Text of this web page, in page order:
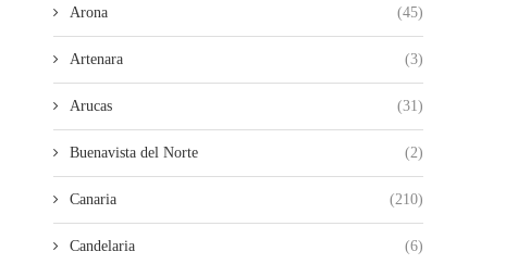
Arona (45)
Artenara (3)
Arucas (31)
Buenavista del Norte (2)
Canaria (210)
Candelaria (6)